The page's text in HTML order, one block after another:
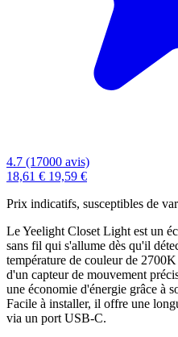
4.7 (17000 avis)
18,61 € 19,59 €
Prix indicatifs, susceptibles de
Le Yeelight Closet Light est un
sans fil qui s'allume dès qu'il
température de couleur de
d'un capteur de mouvement
une économie d'énergie grâce à
Facile à installer, il offre une
via un port USB-C.